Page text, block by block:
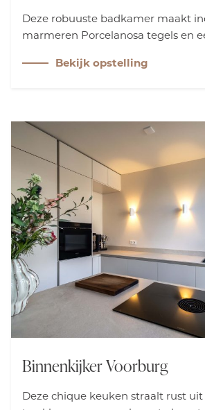
Deze robuuste badkamer maakt
marmeren Porcelanosa tegels en
Aged Iron zijn stijlvol weggewerkt
Bekijk opstelling
Binnenkijker Voorburg
Deze chique keuken straalt rust